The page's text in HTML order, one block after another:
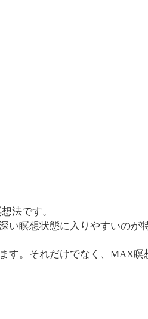
法です。
瞑想状態に入りやすいのが
す。それだけでなく、MAX